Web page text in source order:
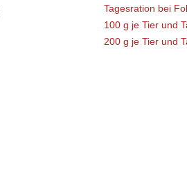
Tagesration bei
100 g je Tier und
200 g je Tier und